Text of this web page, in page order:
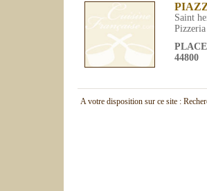
Saint
Pizzeria
44800
A votre disposition sur ce site :